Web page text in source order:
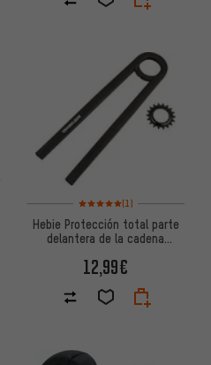
en 2 reseñas
Valoración media: 5 de 5
(1)
Hebie Protección total parte
delantera de la cadena
12,99€